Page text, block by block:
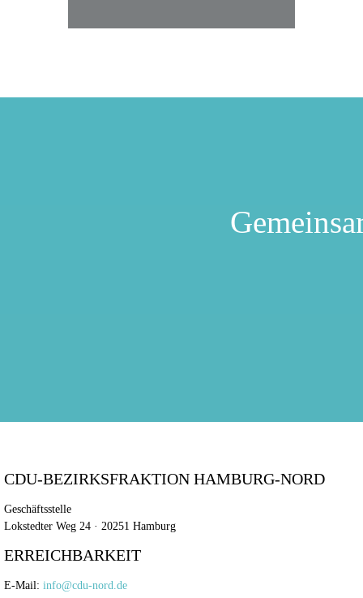
CDU-BEZIRKSFRAKTION HAMBURG-NORD
Geschäftsstelle
Lokstedter Weg 24 · 20251 Hamburg
ERREICHBARKEIT
E-Mail: info@cdu-nord.de